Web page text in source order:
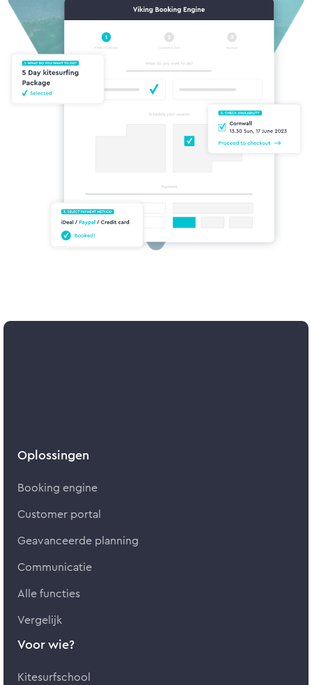
Oplossingen
Booking engine
Customer portal
Geavanceerde planning
Communicatie
Alle functies
Vergelijk
Voor wie?
Kitesurfschool